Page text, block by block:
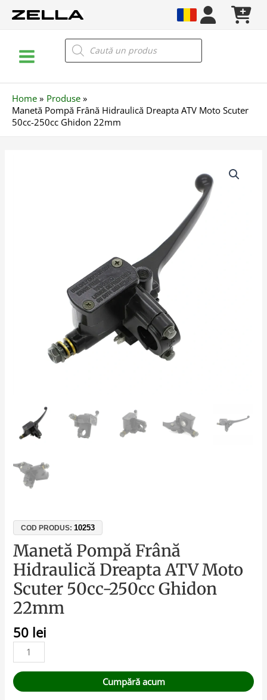
Menu
Products
search
Home
Produse
Manetă Pompă Frână Hidraulică Dreapta ATV Moto Scuter
50cc-250cc Ghidon 22mm
COD PRODUS:10253
Manetă Pompă Frână
Hidraulică Dreapta ATV Moto
Scuter 50cc-250cc Ghidon
22mm
50 lei
Cumpără acum